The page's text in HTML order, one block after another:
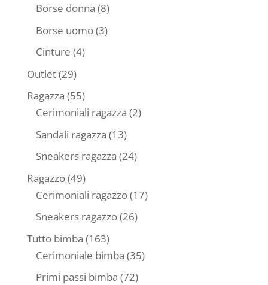
prodotti
Borse donna 88
prodotti
Borse uomo 33
Cinture 44
Outlet 2929
prodotti
Ragazza 5555
prodotti
Cerimoniali ragazza 22
Sandali ragazza 1313
prodotti
Sneakers ragazza 2424
Ragazzo 4949
prodotti
Cerimoniali ragazzo 1717
Sneakers ragazzo 2626
Tutto bimba 163163
prodotti
Cerimoniale bimba 3535
Primi passi bimba 7272